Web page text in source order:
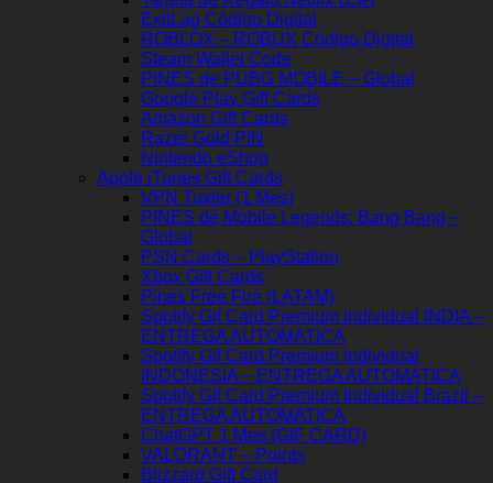
ExitLag Código Digital
ROBLOX – ROBUX Código Digital
Steam Wallet Code
PINES de PUBG MOBILE – Global
Google Play Gift Cards
Amazon Gift Cards
Razer Gold PIN
Nintendo eShop
Apple iTunes Gift Cards
VPN Tuxler (1 Mes)
PINES de Mobile Legends: Bang Bang –
Global
PSN Cards – PlayStation
Xbox Gift Cards
Pines Free Fire (LATAM)
Spotify Gif Card Premium Individual INDIA –
ENTREGA AUTOMATICA
Spotify Gif Card Premium Individual
INDONESIA – ENTREGA AUTOMATICA
Spotify Gif Card Premium Individual Brazil –
ENTREGA AUTOMATICA
ChatGPT 1 Mes (GIF CARD)
VALORANT – Points
Blizzard Gift Card